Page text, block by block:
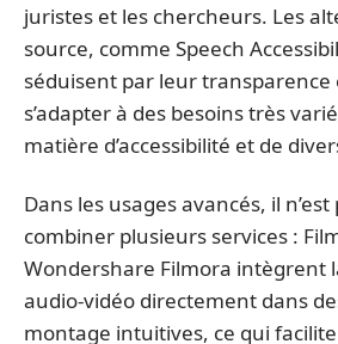
juristes et les chercheurs. Les
source, comme Speech
séduisent par leur transparence
s’adapter à des besoins très
matière d’accessibilité et de
Dans les usages avancés, il
combiner plusieurs services :
Wondershare Filmora intègrent
audio-vidéo directement dans
montage intuitives, ce qui facilite